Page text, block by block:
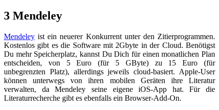
3 Mendeley
Mendeley ist ein neuerer Konkurrent unter den Zitierprogrammen.
Kostenlos gibt es die Software mit 2Gbyte in der Cloud. Benötigst
Du mehr Speicherplatz, kannst Du Dich für einen monatlichen Plan
entscheiden, von 5 Euro (für 5 GByte) zu 15 Euro (für
unbegrenzten Platz), allerdings jeweils cloud-basiert. Apple-User
können unterwegs von ihren mobilen Geräten ihre Literatur
verwalten, da Mendeley seine eigene iOS-App hat. Für die
Literaturrecherche gibt es ebenfalls ein Browser-Add-On.